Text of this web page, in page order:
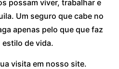
possam viver, trabalhar e
Um seguro que cabe no
apenas pelo que que faz
estilo de vida.
visita em nosso site.